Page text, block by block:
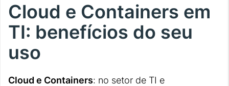
Cloud e Containers em
TI: benefícios do seu
uso
Cloud e Containers: no setor de TI e